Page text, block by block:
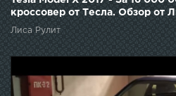
кроссовер от Тесла. Обзор от
Лиса Рулит